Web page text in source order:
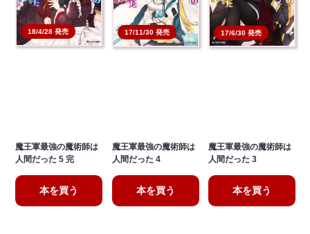
18/4/28 発売
魔王軍最強の魔術師は
人間だった 5 完
本を買う
17/11/30 発売
魔王軍最強の魔術師は
人間だった 4
本を買う
17/6/30 発売
魔王軍最強の魔術師は
人間だった 3
本を買う